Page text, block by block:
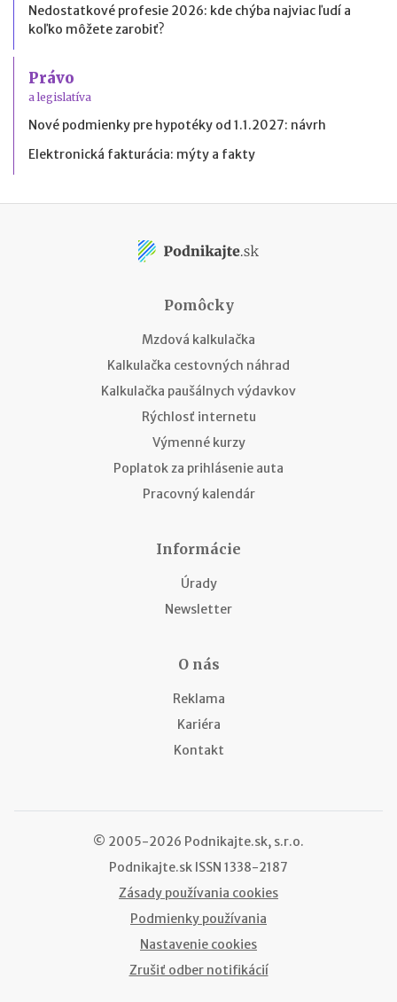
Nedostatkové profesie 2026: kde chýba najviac ľudí a
koľko môžete zarobiť?
Právo
a legislatíva
Nové podmienky pre hypotéky od 1.1.2027: návrh
Elektronická fakturácia: mýty a fakty
Pomôcky
Mzdová kalkulačka
Kalkulačka cestovných náhrad
Kalkulačka paušálnych výdavkov
Rýchlosť internetu
Výmenné kurzy
Poplatok za prihlásenie auta
Pracovný kalendár
Informácie
Úrady
Newsletter
O nás
Reklama
Kariéra
Kontakt
© 2005-2026 Podnikajte.sk, s.r.o.
Podnikajte.sk ISSN 1338-2187
Zásady používania cookies
Podmienky používania
Nastavenie cookies
Zrušiť odber notifikácií